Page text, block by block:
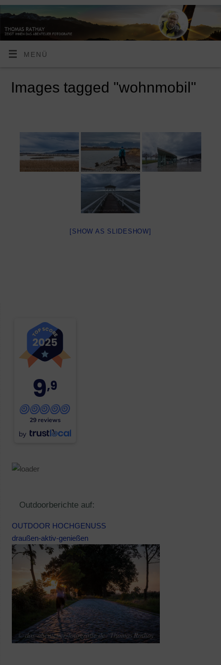
MENÜ
Images tagged "wohnmobil"
[SHOW AS SLIDESHOW]
9,9
29 reviews
by
Outdoorberichte auf:
OUTDOOR HOCHGENUSS
draußen-aktiv-genießen